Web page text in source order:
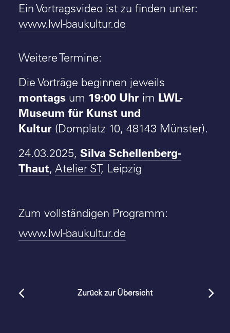
Ein Vortragsvideo ist zu finden unter:
www.lwl-baukultur.de
Weitere Termine:
Die Vorträge beginnen jeweils
montags um 19:00 Uhr im LWL-
Museum für Kunst und
Kultur (Domplatz 10, 48143 Münster).
24.03.2025, Silva Schellenberg-
Thaut, Atelier ST, Leipzig
Zum vollständigen Programm:
www.lwl-baukultur.de
Zurück zur Übersicht